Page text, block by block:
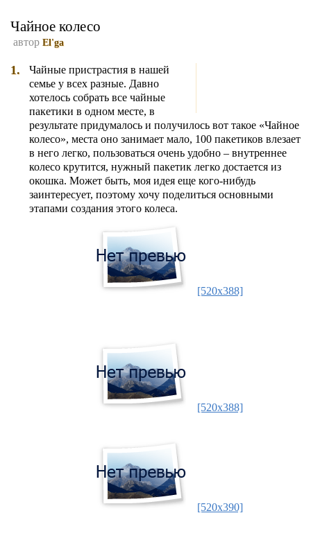
Чайное колесо
автор El'ga
1.
Чайные пристрастия в нашей
семье у всех разные. Давно
хотелось собрать все чайные
пакетики в одном месте, в
результате придумалось и получилось вот такое «Чайное
колесо», места оно занимает мало, 100 пакетиков влезает
в него легко, пользоваться очень удобно – внутреннее
колесо крутится, нужный пакетик легко достается из
окошка. Может быть, моя идея еще кого-нибудь
заинтересует, поэтому хочу поделиться основными
этапами создания этого колеса.
[520x388]
[520x388]
[520x390]